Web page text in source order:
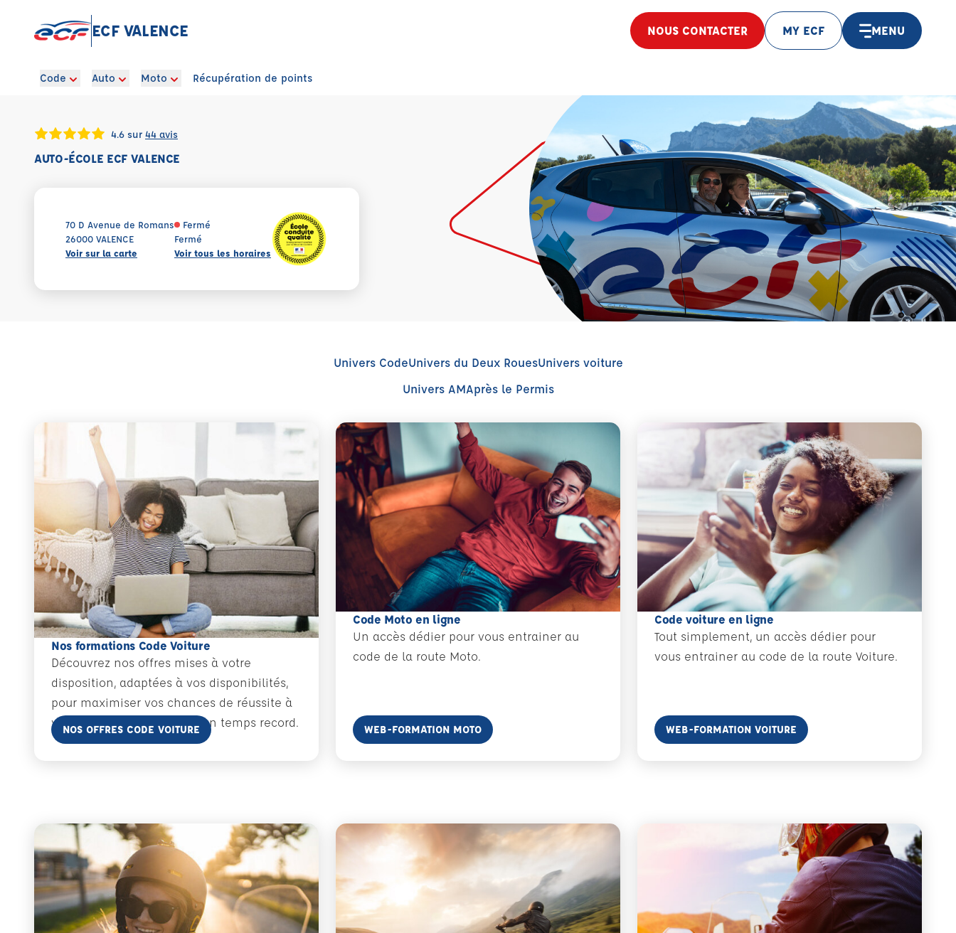
ECF VALENCE NOUS CONTACTER MY ECF MENU
Code Auto Moto Récupération de points
4.6 sur 44 avis
AUTO-ÉCOLE ECF VALENCE
70 D Avenue de Romans
26000 VALENCE
Voir sur la carte
Fermé
Fermé
Voir tous les horaires
Univers CodeUnivers du Deux RouesUnivers voiture
Univers AMAprès le Permis
Nos formations Code Voiture
Découvrez nos offres mises à votre
disposition, adaptées à vos disponibilités,
pour maximiser vos chances de réussite à
votre examen du code en un temps record.
En savoir plus
NOS OFFRES CODE VOITURE
Code Moto en ligne
Un accès dédier pour vous entrainer au
code de la route Moto.
En savoir plus
WEB-FORMATION MOTO
Code voiture en ligne
Tout simplement, un accès dédier pour
vous entrainer au code de la route Voiture.
En savoir plus
WEB-FORMATION VOITURE